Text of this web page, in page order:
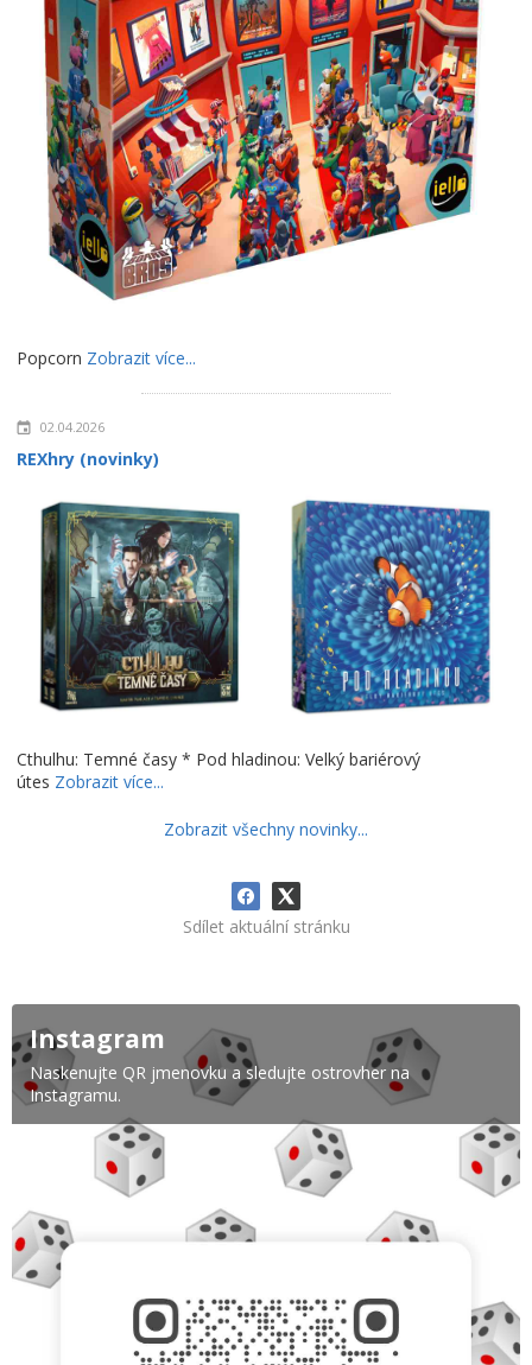
Popcorn Zobrazit více...
02.04.2026
REXhry (novinky)
Cthulhu: Temné časy * Pod hladinou: Velký bariérový
útes Zobrazit více...
Zobrazit všechny novinky...
Sdílet aktuální stránku
Instagram
Naskenujte QR jmenovku a sledujte ostrovher na
Instagramu.